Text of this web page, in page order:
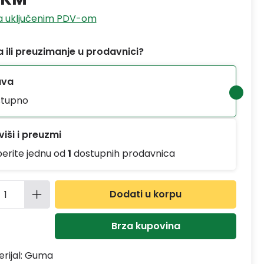
uključenim PDV-om
ili preuzimanje u prodavnici?
i preuzmi
jednu od1 dostupnih prodavnica
proizvoda: Unesite željenu
Dodati u korpu
Brza kupovina
Guma